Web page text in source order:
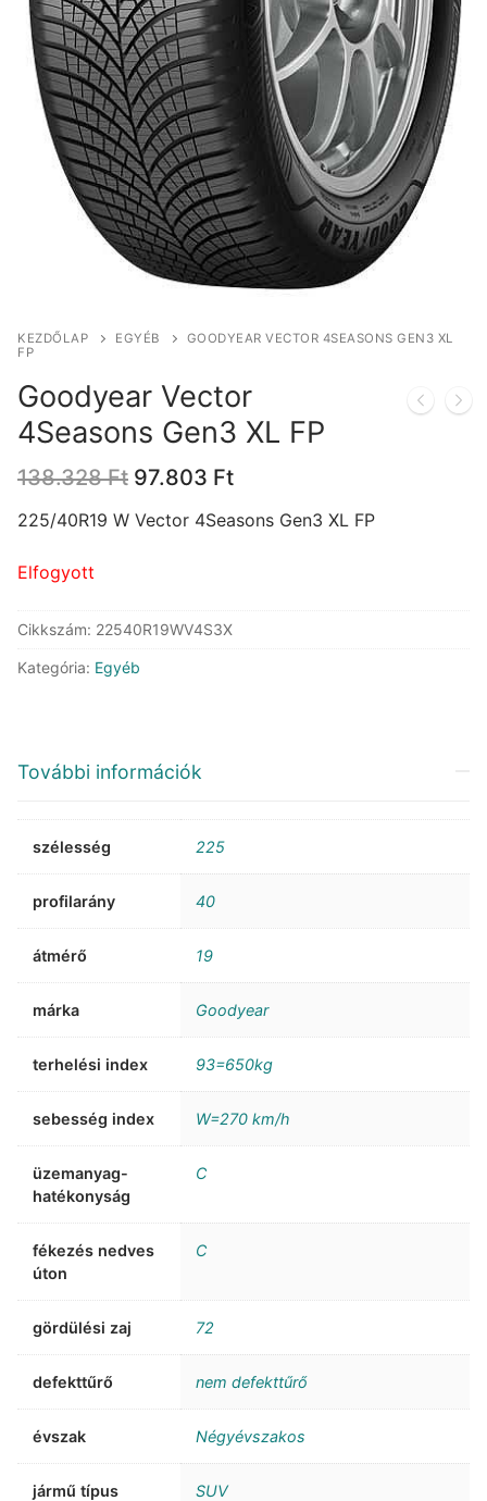
KEZDŐLAP EGYÉB
GOODYEAR VECTOR 4SEASONS GEN3 XL
FP
Goodyear Vector
4Seasons Gen3 XL FP
138.328Ft Original
was:
97.803 FtCurrent
is:
225/40R19 W Vector 4Seasons Gen3 XL FP
Elfogyott
Cikkszám: 22540R19WV4S3X
Kategória: Egyéb
További információk
szélesség 225
profilarány 40
átmérő 19
márka Goodyear
terhelési index 93=650kg
sebesség index W=270 km/h
üzemanyag-
hatékonyság
C
fékezés nedves
úton
C
gördülési zaj 72
defekttűrő nem defekttűrő
évszak Négyévszakos
jármű típus SUV